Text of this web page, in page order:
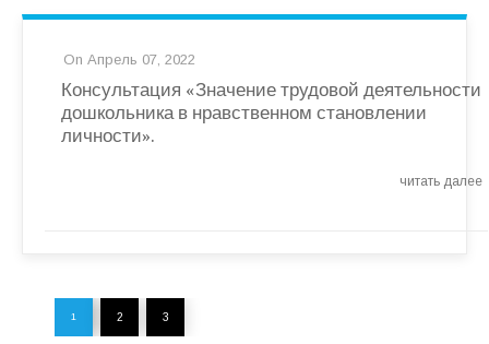
On Апрель 07, 2022
Консультация «Значение трудовой деятельности
дошкольника в нравственном становлении
личности».
читать далее
1 2 3